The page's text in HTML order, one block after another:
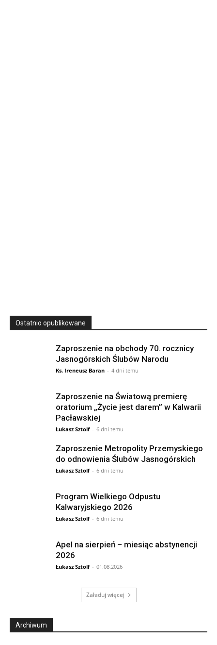
Ostatnio opublikowane
Zaproszenie na obchody 70. rocznicy
Jasnogórskich Ślubów Narodu
Ks. Ireneusz Baran - 4 dni temu
Zaproszenie na Światową premierę
oratorium „Życie jest darem” w Kalwarii
Pacławskiej
Łukasz Sztolf - 6 dni temu
Zaproszenie Metropolity Przemyskiego
do odnowienia Ślubów Jasnogórskich
Łukasz Sztolf - 6 dni temu
Program Wielkiego Odpustu
Kalwaryjskiego 2026
Łukasz Sztolf - 6 dni temu
Apel na sierpień – miesiąc abstynencji
2026
Łukasz Sztolf - 01.08.2026
Załaduj więcej
Archiwum